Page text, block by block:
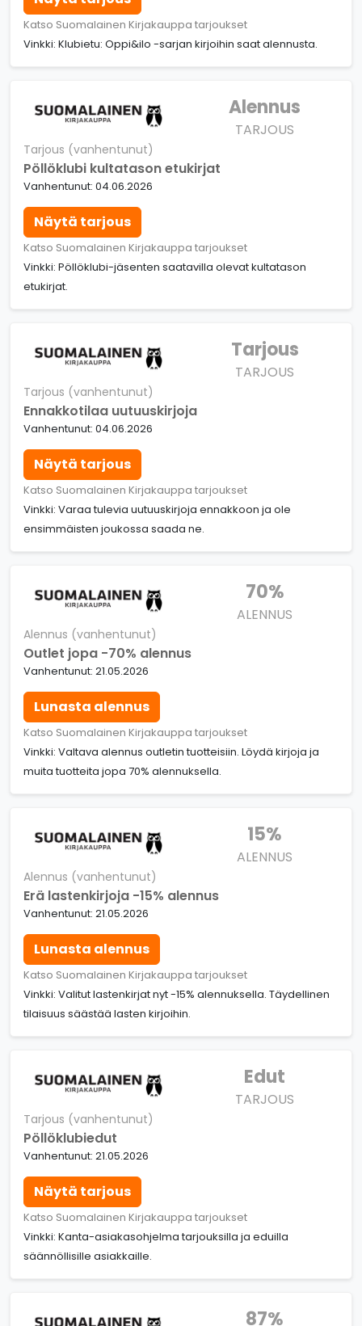
Katso Suomalainen Kirjakauppa tarjoukset
Vinkki: Klubietu: Oppi&ilo -sarjan kirjoihin saat alennusta.
Alennus
TARJOUS
Tarjous (vanhentunut)
Pöllöklubi kultatason etukirjat
Vanhentunut: 04.06.2026
Näytä tarjous
Katso Suomalainen Kirjakauppa tarjoukset
Vinkki: Pöllöklubi-jäsenten saatavilla olevat kultatason
etukirjat.
Tarjous
TARJOUS
Tarjous (vanhentunut)
Ennakkotilaa uutuuskirjoja
Vanhentunut: 04.06.2026
Näytä tarjous
Katso Suomalainen Kirjakauppa tarjoukset
Vinkki: Varaa tulevia uutuuskirjoja ennakkoon ja ole
ensimmäisten joukossa saada ne.
70%
ALENNUS
Alennus (vanhentunut)
Outlet jopa -70% alennus
Vanhentunut: 21.05.2026
Lunasta alennus
Katso Suomalainen Kirjakauppa tarjoukset
Vinkki: Valtava alennus outletin tuotteisiin. Löydä kirjoja ja
muita tuotteita jopa 70% alennuksella.
15%
ALENNUS
Alennus (vanhentunut)
Erä lastenkirjoja -15% alennus
Vanhentunut: 21.05.2026
Lunasta alennus
Katso Suomalainen Kirjakauppa tarjoukset
Vinkki: Valitut lastenkirjat nyt -15% alennuksella. Täydellinen
tilaisuus säästää lasten kirjoihin.
Edut
TARJOUS
Tarjous (vanhentunut)
Pöllöklubiedut
Vanhentunut: 21.05.2026
Näytä tarjous
Katso Suomalainen Kirjakauppa tarjoukset
Vinkki: Kanta-asiakasohjelma tarjouksilla ja eduilla
säännöllisille asiakkaille.
87%